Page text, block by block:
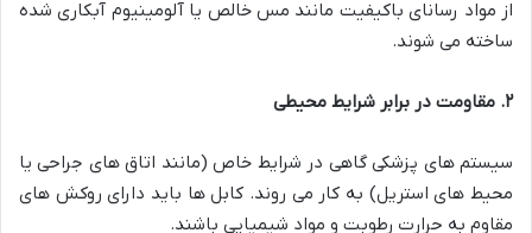
از مواد رسانای باکیفیت مانند مس خالص یا آلومینیوم آبکاری شده
ساخته می شوند.
۲. مقاومت در برابر شرایط محیطی
سیستم های پزشکی گاهی در شرایط خاص (مانند اتاق های جراحی یا
محیط های استریل) به کار می روند. کابل ها باید دارای روکش های
مقاوم به حرارت رطوبت و مواد شیمیایی باشند.